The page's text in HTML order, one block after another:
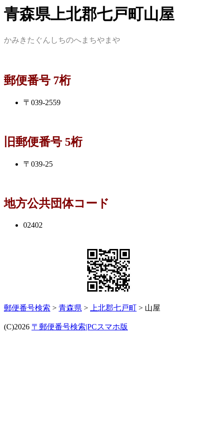
青森県上北郡七戸町山屋
かみきたぐんしちのへまちやまや
郵便番号 7桁
〒039-2559
旧郵便番号 5桁
〒039-25
地方公共団体コード
02402
郵便番号検索 > 青森県 > 上北郡七戸町 > 山屋
(C)2026 〒郵便番号検索|PCスマホ版